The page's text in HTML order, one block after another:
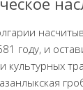
году, и
культурных